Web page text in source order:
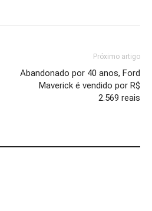
Próximo artigo
Abandonado por 40 anos, Ford
Maverick é vendido por R$
2.569 reais